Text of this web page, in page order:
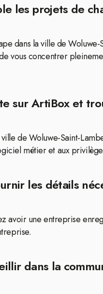
les projets de
dans la ville de
vous concentrer
sur ArtiBox et
de Woluwe-Saint-
métier et aux
les détails
avoir une entreprise
dans la